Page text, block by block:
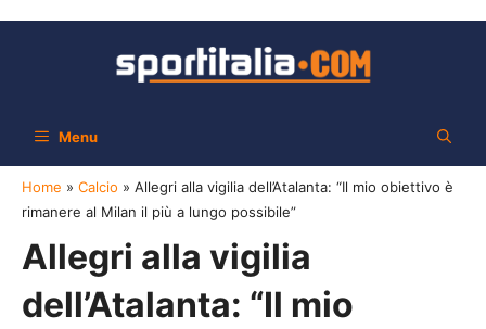
Menu
Home » Calcio » Allegri alla vigilia dell’Atalanta: “Il mio obiettivo è
rimanere al Milan il più a lungo possibile”
Allegri alla vigilia
dell’Atalanta: “Il mio